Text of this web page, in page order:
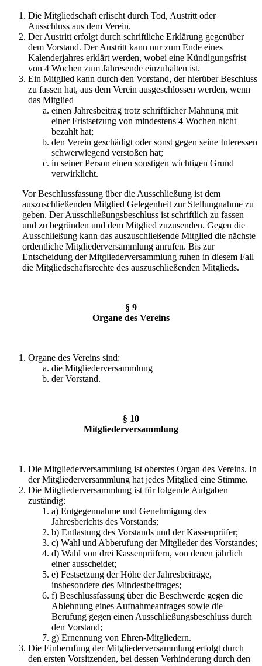
Die Mitgliedschaft erlischt durch Tod, Austritt oder
Ausschluss aus dem Verein.
Der Austritt erfolgt durch schriftliche Erklärung gegenüber
dem Vorstand. Der Austritt kann nur zum Ende eines
Kalenderjahres erklärt werden, wobei eine Kündigungsfrist
von 4 Wochen zum Jahresende einzuhalten ist.
Ein Mitglied kann durch den Vorstand, der hierüber Beschluss
zu fassen hat, aus dem Verein ausgeschlossen werden, wenn
das Mitglied
einen Jahresbeitrag trotz schriftlicher Mahnung mit
einer Fristsetzung von mindestens 4 Wochen nicht
bezahlt hat;
den Verein geschädigt oder sonst gegen seine Interessen
schwerwiegend verstoßen hat;
in seiner Person einen sonstigen wichtigen Grund
verwirklicht.
Vor Beschlussfassung über die Ausschließung ist dem
auszuschließenden Mitglied Gelegenheit zur Stellungnahme zu
geben. Der Ausschließungsbeschluss ist schriftlich zu fassen
und zu begründen und dem Mitglied zuzusenden. Gegen die
Ausschließung kann das auszuschließende Mitglied die nächste
ordentliche Mitgliederversammlung anrufen. Bis zur
Entscheidung der Mitgliederversammlung ruhen in diesem Fall
die Mitgliedschaftsrechte des auszuschließenden Mitglieds.
§ 9
Organe des Vereins
Organe des Vereins sind:
die Mitgliederversammlung
der Vorstand.
§ 10
Mitgliederversammlung
Die Mitgliederversammlung ist oberstes Organ des Vereins. In
der Mitgliederversammlung hat jedes Mitglied eine Stimme.
Die Mitgliederversammlung ist für folgende Aufgaben
zuständig:
a) Entgegennahme und Genehmigung des
Jahresberichts des Vorstands;
b) Entlastung des Vorstands und der Kassenprüfer;
c) Wahl und Abberufung der Mitglieder des Vorstandes;
d) Wahl von drei Kassenprüfern, von denen jährlich
einer ausscheidet;
e) Festsetzung der Höhe der Jahresbeiträge,
insbesondere des Mindestbeitrages;
f) Beschlussfassung über die Beschwerde gegen die
Ablehnung eines Aufnahmeantrages sowie die
Berufung gegen einen Ausschließungsbeschluss durch
den Vorstand;
g) Ernennung von Ehren-Mitgliedern.
Die Einberufung der Mitgliederversammlung erfolgt durch
den ersten Vorsitzenden, bei dessen Verhinderung durch den